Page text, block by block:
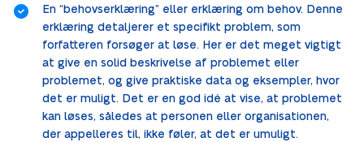
En “behovserklæring” eller erklæring om behov. Denne
erklæring detaljerer et specifikt problem, som
forfatteren forsøger at løse. Her er det meget vigtigt
at give en solid beskrivelse af problemet eller
problemet, og give praktiske data og eksempler, hvor
det er muligt. Det er en god idé at vise, at problemet
kan løses, således at personen eller organisationen,
der appelleres til, ikke føler, at det er umuligt.